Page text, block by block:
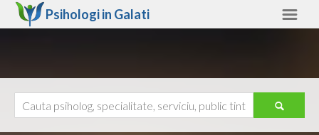
Psihologi in Galati
Ajutor